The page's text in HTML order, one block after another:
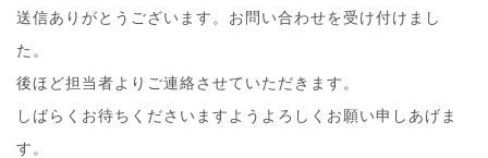
送信ありがとうございます。お問い合わせを受け付けまし
た。
後ほど担当者よりご連絡させていただきます。
しばらくお待ちくださいますようよろしくお願い申しあげま
す。